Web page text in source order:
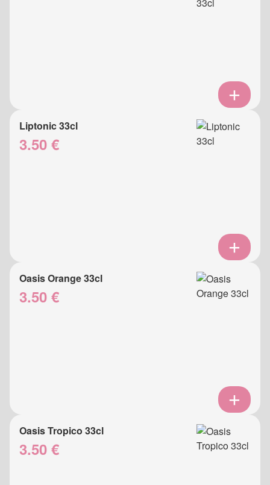
Liptonic 33cl
3.50 €
Oasis Orange 33cl
3.50 €
Oasis Tropico 33cl
3.50 €